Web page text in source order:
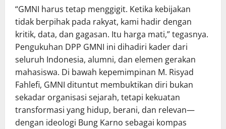
“GMNI harus tetap menggigit. Ketika kebijakan
tidak berpihak pada rakyat, kami hadir dengan
kritik, data, dan gagasan. Itu harga mati,” tegasnya.
Pengukuhan DPP GMNI ini dihadiri kader dari
seluruh Indonesia, alumni, dan elemen gerakan
mahasiswa. Di bawah kepemimpinan M. Risyad
Fahlefi, GMNI dituntut membuktikan diri bukan
sekadar organisasi sejarah, tetapi kekuatan
transformasi yang hidup, berani, dan relevan—
dengan ideologi Bung Karno sebagai kompas